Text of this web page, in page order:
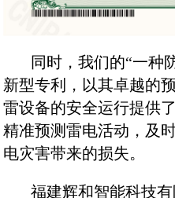
同时，我们的“一种
新型专利，以其卓越的
雷设备的安全运行提供
精准预测雷电活动，及
电灾害带来的损失。
福建辉和智能科技有